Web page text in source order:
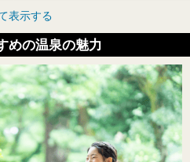
表示する
めの温泉の魅力